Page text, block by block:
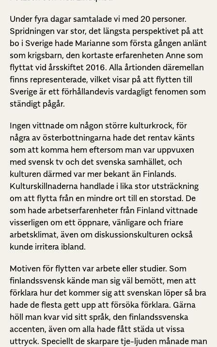
Under fyra dagar samtalade vi med 20 personer.
Spridningen var stor, det längsta perspektivet på att
bo i Sverige hade Marianne som första gången anlänt
som krigsbarn, den kortaste erfarenheten Anne som
flyttat vid årsskiftet 2016. Alla årtionden däremellan
finns representerade, vilket visar på att flytten till
Sverige är ett förhållandevis vardagligt fenomen som
ständigt pågår.
Ingen vittnade om någon större kulturkrock, för
några av österbottningarna hade det rentav känts
som att komma hem eftersom man var uppvuxen
med svensk tv och det svenska samhället, och
kulturen därmed var mer bekant än Finlands.
Kulturskillnaderna handlade i lika stor utsträckning
om att flytta från en mindre ort till en storstad. De
som hade arbetserfarenheter från Finland vittnade
visserligen om ett öppnare, vänligare och friare
arbetsklimat, även om diskussionskulturen också
kunde irritera ibland.
Motiven för flytten var arbete eller studier. Som
finlandssvensk kände man sig väl bemött, men att
förklara hur det kommer sig att svenskan löper så bra
hade de flesta gett upp att försöka förklara. Gärna
höll man kvar vid sitt språk, den finlandssvenska
accenten, även om alla hade fått städa ut vissa
uttryck. Speciellt de skarpare tje-ljuden månade man